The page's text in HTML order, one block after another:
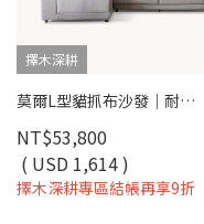
擇木深耕
莫爾L型貓抓布沙發｜耐磨防潑水 × 滑軌式坐墊 × 左右型可選–擇木深耕
NT$53,800
( USD 1,614 )
擇木深耕專區結帳再享9折